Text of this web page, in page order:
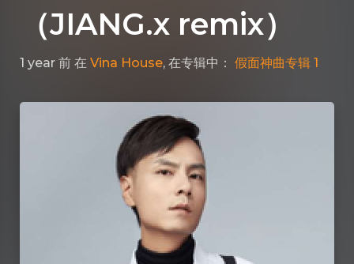
（JIANG.x remix）
1 year 前 在 Vina House, 在专辑中： 假面神曲专辑 1